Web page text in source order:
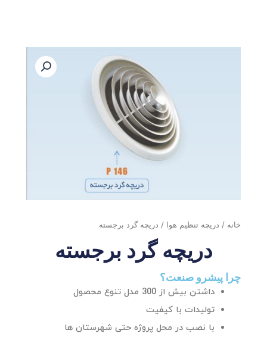
خانه / دریچه تنظیم هوا / دریچه گرد برجسته
دریچه گرد برجسته
چرا پیشرو صنعت؟
داشتن بیش از 300 مدل تنوع محصول
تولیدات با کیفیت
با نصب در محل پروژه حتی شهرستان ها